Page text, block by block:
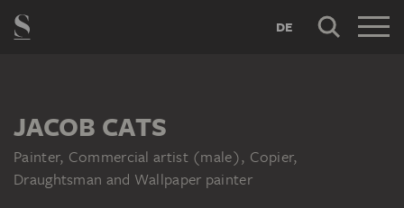
DE
JACOB CATS
Painter, Commercial artist (male), Copier,
Draughtsman and Wallpaper painter